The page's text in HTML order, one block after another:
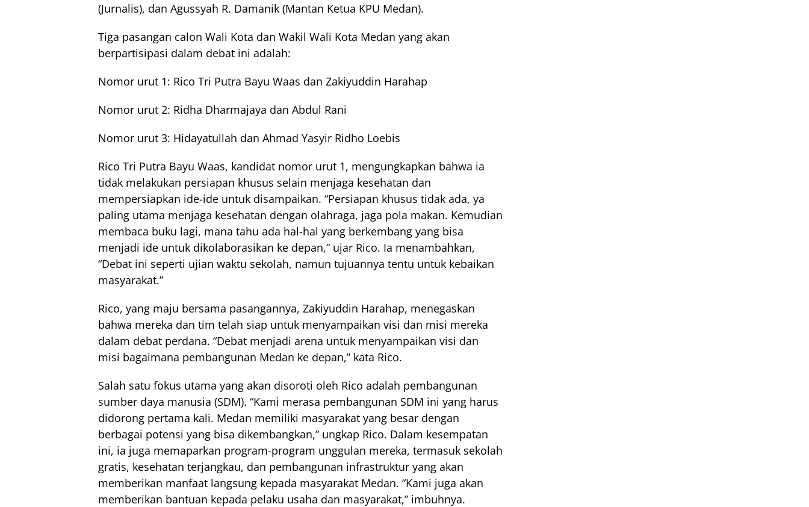
(Jurnalis), dan Agussyah R. Damanik (Mantan Ketua KPU Medan).
Tiga pasangan calon Wali Kota dan Wakil Wali Kota Medan yang akan
berpartisipasi dalam debat ini adalah:
Nomor urut 1: Rico Tri Putra Bayu Waas dan Zakiyuddin Harahap
Nomor urut 2: Ridha Dharmajaya dan Abdul Rani
Nomor urut 3: Hidayatullah dan Ahmad Yasyir Ridho Loebis
Rico Tri Putra Bayu Waas, kandidat nomor urut 1, mengungkapkan bahwa ia
tidak melakukan persiapan khusus selain menjaga kesehatan dan
mempersiapkan ide-ide untuk disampaikan. “Persiapan khusus tidak ada, ya
paling utama menjaga kesehatan dengan olahraga, jaga pola makan. Kemudian
membaca buku lagi, mana tahu ada hal-hal yang berkembang yang bisa
menjadi ide untuk dikolaborasikan ke depan,” ujar Rico. Ia menambahkan,
“Debat ini seperti ujian waktu sekolah, namun tujuannya tentu untuk kebaikan
masyarakat.”
Rico, yang maju bersama pasangannya, Zakiyuddin Harahap, menegaskan
bahwa mereka dan tim telah siap untuk menyampaikan visi dan misi mereka
dalam debat perdana. “Debat menjadi arena untuk menyampaikan visi dan
misi bagaimana pembangunan Medan ke depan,” kata Rico.
Salah satu fokus utama yang akan disoroti oleh Rico adalah pembangunan
sumber daya manusia (SDM). “Kami merasa pembangunan SDM ini yang harus
didorong pertama kali. Medan memiliki masyarakat yang besar dengan
berbagai potensi yang bisa dikembangkan,” ungkap Rico. Dalam kesempatan
ini, ia juga memaparkan program-program unggulan mereka, termasuk sekolah
gratis, kesehatan terjangkau, dan pembangunan infrastruktur yang akan
memberikan manfaat langsung kepada masyarakat Medan. “Kami juga akan
memberikan bantuan kepada pelaku usaha dan masyarakat,” imbuhnya.